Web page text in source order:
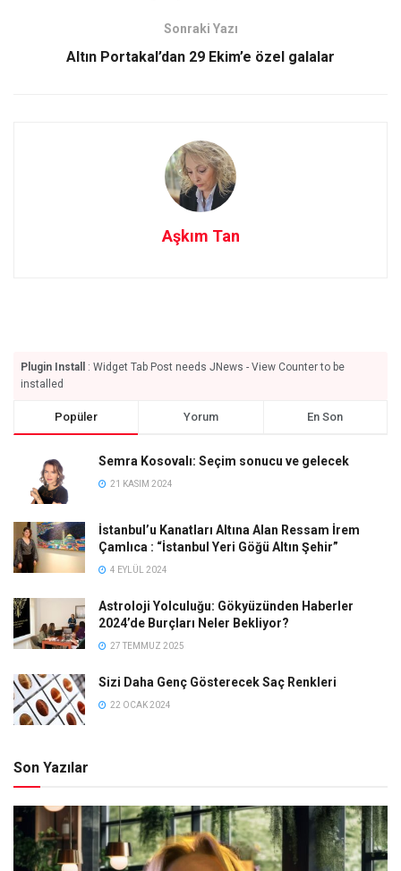
Sonraki Yazı
Altın Portakal’dan 29 Ekim’e özel galalar
Aşkım Tan
Plugin Install
: Widget Tab Post needs JNews - View Counter to be
installed
Popüler Yorum En Son
Semra Kosovalı: Seçim sonucu ve gelecek
21 KASIM 2024
İstanbul’u Kanatları Altına Alan Ressam İrem
Çamlıca : “İstanbul Yeri Göğü Altın Şehir”
4 EYLÜL 2024
Astroloji Yolculuğu: Gökyüzünden Haberler
2024’de Burçları Neler Bekliyor?
27 TEMMUZ 2025
Sizi Daha Genç Gösterecek Saç Renkleri
22 OCAK 2024
Son Yazılar